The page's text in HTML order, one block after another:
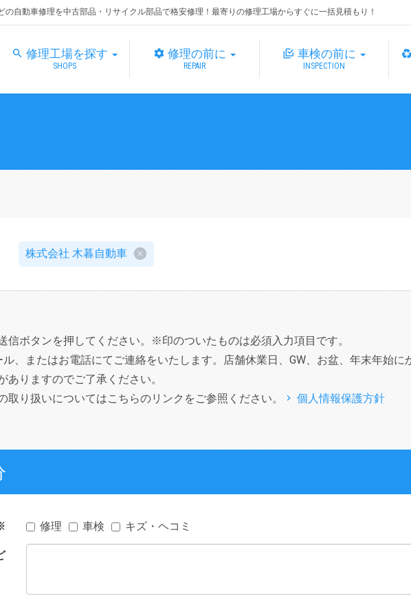
自動車修理を中古部品・リサイクル部品で格安修理！最寄りの修理工場からすぐに一括見積もり！
修理工場を探す
SHOPS
修理の前に
REPAIR
車検の前に
INSPECTION
株式会社 木暮自動車
信ボタンを押してください。※印のついたものは必須入力項目です。
、またはお電話にてご連絡をいたします。店舗休業日、GW、お盆、年末年始に
りますのでご了承ください。
取り扱いについてはこちらのリンクをご参照ください。
個人情報保護方針
修理 車検 キズ・ヘコミ